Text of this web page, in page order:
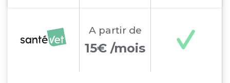
A partir de
15€ /mois